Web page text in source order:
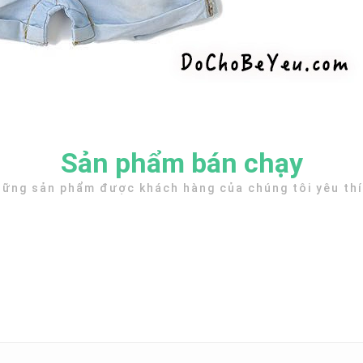
Sản phẩm bán chạy
sản phẩm được khách hàng của chúng tôi yêu